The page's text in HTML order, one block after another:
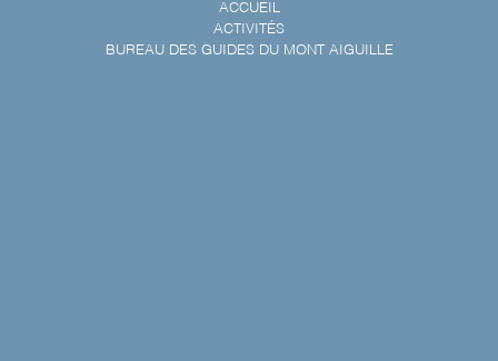
ACCUEIL
ACTIVITÉS
BUREAU DES GUIDES DU MONT AIGUILLE